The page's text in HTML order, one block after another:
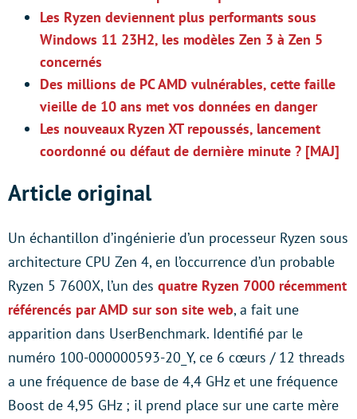
Les Ryzen deviennent plus performants sous
Windows 11 23H2, les modèles Zen 3 à Zen 5
concernés
Des millions de PC AMD vulnérables, cette faille
vieille de 10 ans met vos données en danger
Les nouveaux Ryzen XT repoussés, lancement
coordonné ou défaut de dernière minute ? [MAJ]
Article original
Un échantillon d’ingénierie d’un processeur Ryzen sous
architecture CPU Zen 4, en l’occurrence d’un probable
Ryzen 5 7600X, l’un des quatre Ryzen 7000 récemment
référencés par AMD sur son site web, a fait une
apparition dans UserBenchmark. Identifié par le
numéro 100-000000593-20_Y, ce 6 cœurs / 12 threads
a une fréquence de base de 4,4 GHz et une fréquence
Boost de 4,95 GHz ; il prend place sur une carte mère